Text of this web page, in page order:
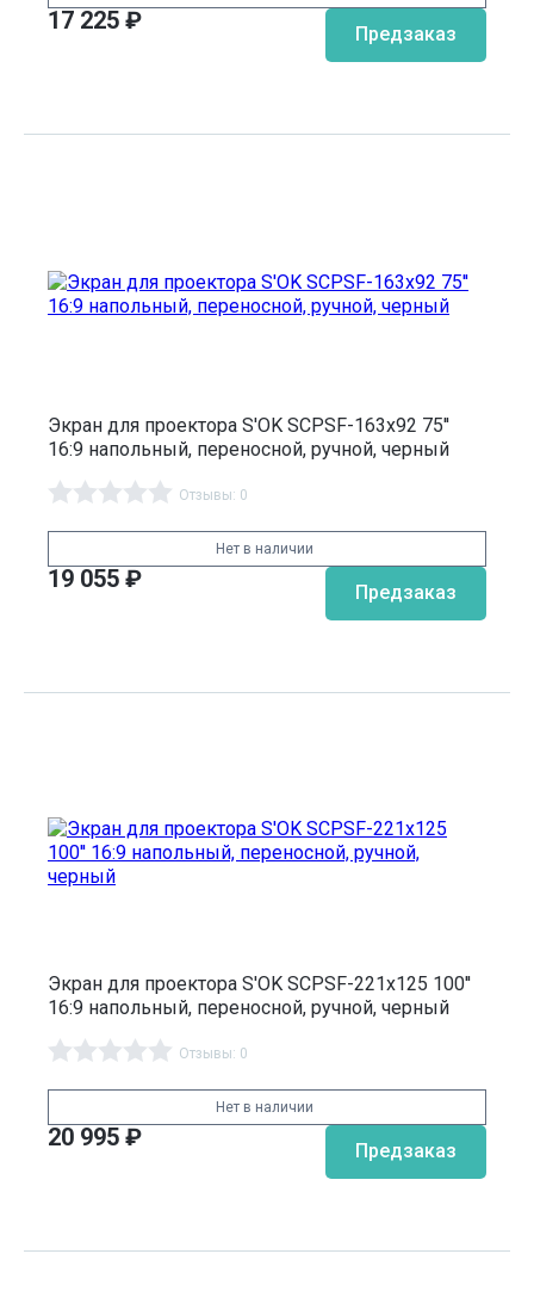
17 225 ₽ Предзаказ
Экран для проектора S'OK SCPSF-163x92 75''
16:9 напольный, переносной, ручной, черный
Отзывы: 0
Нет в наличии
19 055 ₽ Предзаказ
Экран для проектора S'OK SCPSF-221x125 100''
16:9 напольный, переносной, ручной, черный
Отзывы: 0
Нет в наличии
20 995 ₽ Предзаказ